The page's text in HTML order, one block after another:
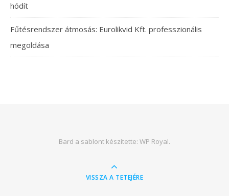
hódít
Fűtésrendszer átmosás: Eurolikvid Kft. professzionális
megoldása
Bard a sablont készítette: WP Royal.
VISSZA A TETEJÉRE